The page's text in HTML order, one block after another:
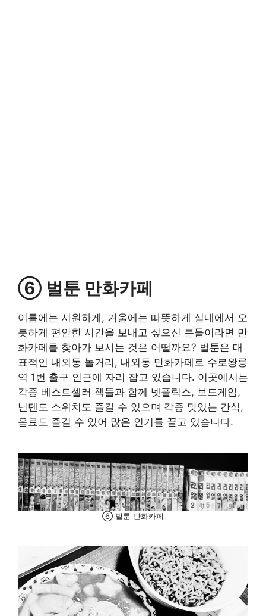
⑥ 벌툰 만화카페
여름에는 시원하게, 겨울에는 따뜻하게 실내에서 오
붓하게 편안한 시간을 보내고 싶으신 분들이라면 만
화카페를 찾아가 보시는 것은 어떨까요? 벌툰은 대
표적인 내외동 놀거리, 내외동 만화카페로 수로왕릉
역 1번 출구 인근에 자리 잡고 있습니다. 이곳에서는
각종 베스트셀러 책들과 함께 넷플릭스, 보드게임,
닌텐도 스위치도 즐길 수 있으며 각종 맛있는 간식,
음료도 즐길 수 있어 많은 인기를 끌고 있습니다.
⑥ 벌툰 만화카페